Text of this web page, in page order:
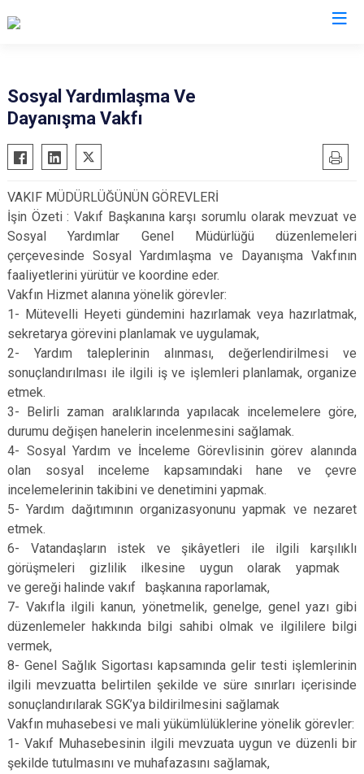
Akyazı
Ferizli
Hendek
Karapürçek
Karasu
Kaynarca
Kocaali
Taraklı
Adapazarı
Arifiye
Erenler
Serdivan
Sosyal Yardımlaşma Ve
Dayanışma Vakfı
VAKIF MÜDÜRLÜĞÜNÜN GÖREVLERİ
İşin Özeti : Vakıf Başkanına karşı sorumlu olarak mevzuat ve
Sosyal Yardımlar Genel Müdürlüğü düzenlemeleri
çerçevesinde Sosyal Yardımlaşma ve Dayanışma Vakfının
faaliyetlerini yürütür ve koordine eder.
Vakfın Hizmet alanına yönelik görevler:
1- Mütevelli Heyeti gündemini hazırlamak veya hazırlatmak,
sekretarya görevini planlamak ve uygulamak,
2- Yardım taleplerinin alınması, değerlendirilmesi ve
sonuçlandırılması ile ilgili iş ve işlemleri planlamak, organize
etmek.
3- Belirli zaman aralıklarında yapılacak incelemelere göre,
durumu değişen hanelerin incelenmesini sağlamak.
4- Sosyal Yardım ve İnceleme Görevlisinin görev alanında
olan sosyal inceleme kapsamındaki hane ve çevre
incelemelerinin takibini ve denetimini yapmak.
5- Yardım dağıtımının organizasyonunu yapmak ve nezaret
etmek.
6- Vatandaşların istek ve şikâyetleri ile ilgili karşılıklı
görüşmeleri gizlilik ilkesine uygun olarak yapmak
ve gereği halinde vakıf başkanına raporlamak,
7- Vakıfla ilgili kanun, yönetmelik, genelge, genel yazı gibi
düzenlemeler hakkında bilgi sahibi olmak ve ilgililere bilgi
vermek,
8- Genel Sağlık Sigortası kapsamında gelir testi işlemlerinin
ilgili mevzuatta belirtilen şekilde ve süre sınırları içerisinde
sonuçlandırılarak SGK’ya bildirilmesini sağlamak
Vakfın muhasebesi ve mali yükümlülüklerine yönelik görevler:
1- Vakıf Muhasebesinin ilgili mevzuata uygun ve düzenli bir
şekilde tutulmasını ve muhafazasını sağlamak,